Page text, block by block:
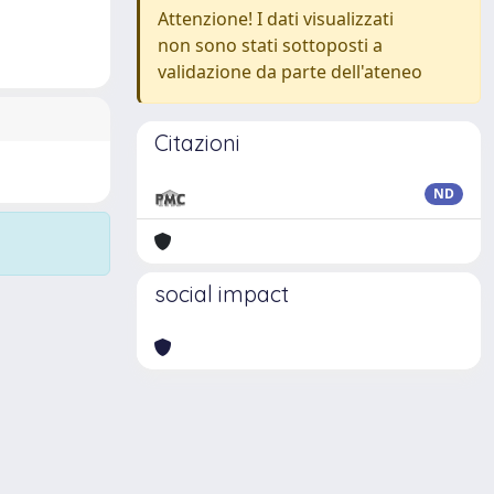
Attenzione! I dati visualizzati
non sono stati sottoposti a
validazione da parte dell'ateneo
Citazioni
ND
social impact